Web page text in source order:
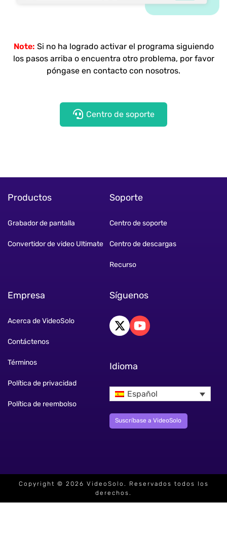
Note: Si no ha logrado activar el programa siguiendo
los pasos arriba o encuentra otro problema, por favor
póngase en contacto con nosotros.
Centro de soporte
Productos
Grabador de pantalla
Convertidor de video Ultimate
Soporte
Centro de soporte
Centro de descargas
Recurso
Empresa
Acerca de VideoSolo
Contáctenos
Términos
Política de privacidad
Política de reembolso
Síguenos
Idioma
Español
Suscríbase a VideoSolo
Copyright © 2026 VideoSolo. Reservados todos los
derechos.